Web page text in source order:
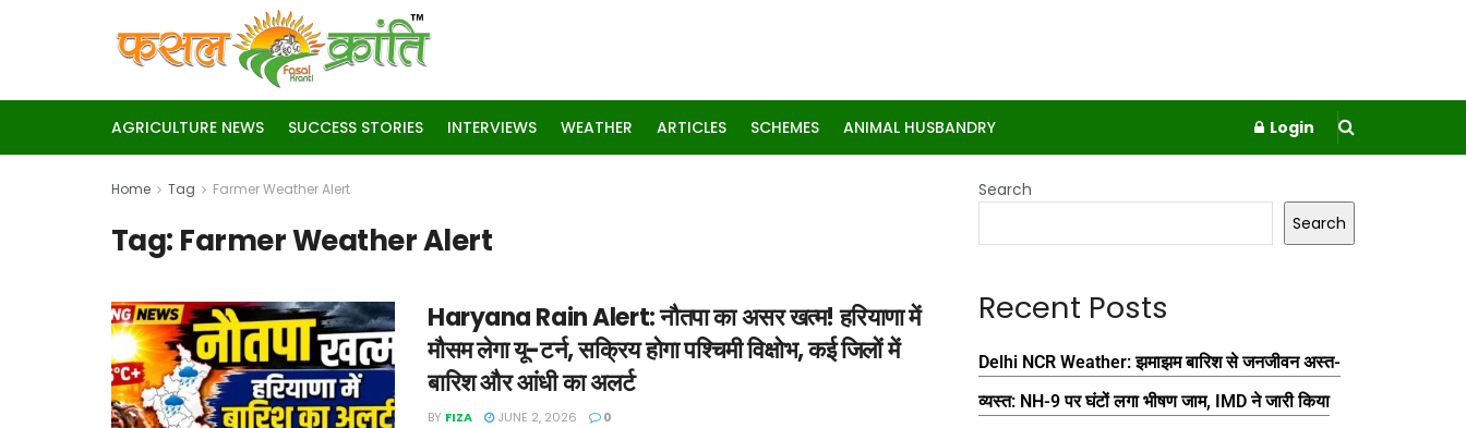
AGRICULTURE NEWS SUCCESS STORIES INTERVIEWS WEATHER ARTICLES SCHEMES ANIMAL HUSBANDRY Login
Home Tag Farmer Weather Alert
Tag: Farmer Weather Alert
Haryana Rain Alert: नौतपा का असर खत्म! हरियाणा में
मौसम लेगा यू-टर्न, सक्रिय होगा पश्चिमी विक्षोभ, कई जिलों में
बारिश और आंधी का अलर्ट
BY FIZA JUNE 2, 2026 0
Search
Search
Recent Posts
Delhi NCR Weather: झमाझम बारिश से जनजीवन अस्त-
व्यस्त: NH-9 पर घंटों लगा भीषण जाम, IMD ने जारी किया